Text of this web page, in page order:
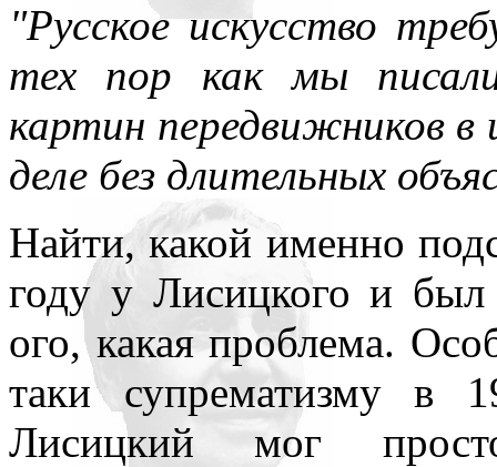
"Русское искусство
тех пор как мы писали
картин передвижников
деле без длительных
Найти, какой именно
году у Лисицкого и
ого, какая проблема.
таки супрематизму в
Лисицкий мог